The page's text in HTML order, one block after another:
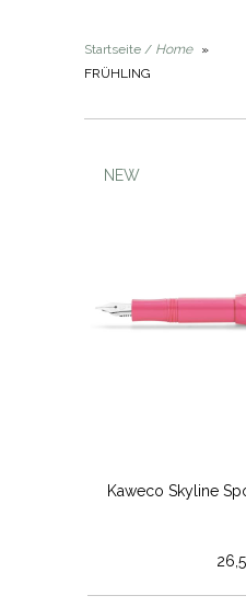
Startseite / Home
»
FRÜHLING
NEW
Kaweco Skyline